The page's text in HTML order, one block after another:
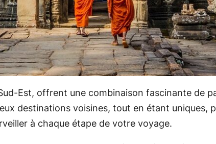
Est, offrent une combinaison fascinante de
destinations voisines, tout en étant uniques,
à chaque étape de votre voyage.